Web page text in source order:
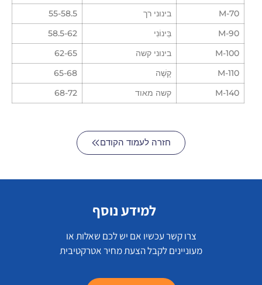
M-70
בינוני רך
55-58.5
M-90
בֵּינוֹנִי
58.5-62
M-100
בינוני קשה
62-65
M-110
קָשֶׁה
65-68
M-140
קשה מאוד 68-72
חזרה לעמוד הקודם
למידע נוסף
צרו קשר עכשיו אם יש לכם שאלות או
מעוניינים לקבל הצעת מחיר אטרקטיבית